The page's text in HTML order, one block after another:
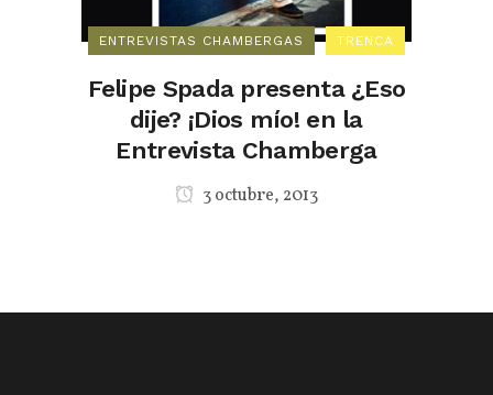
ENTREVISTAS CHAMBERGAS TRENCA
Felipe Spada presenta ¿Eso
dije? ¡Dios mío! en la
Entrevista Chamberga
3 octubre, 2013